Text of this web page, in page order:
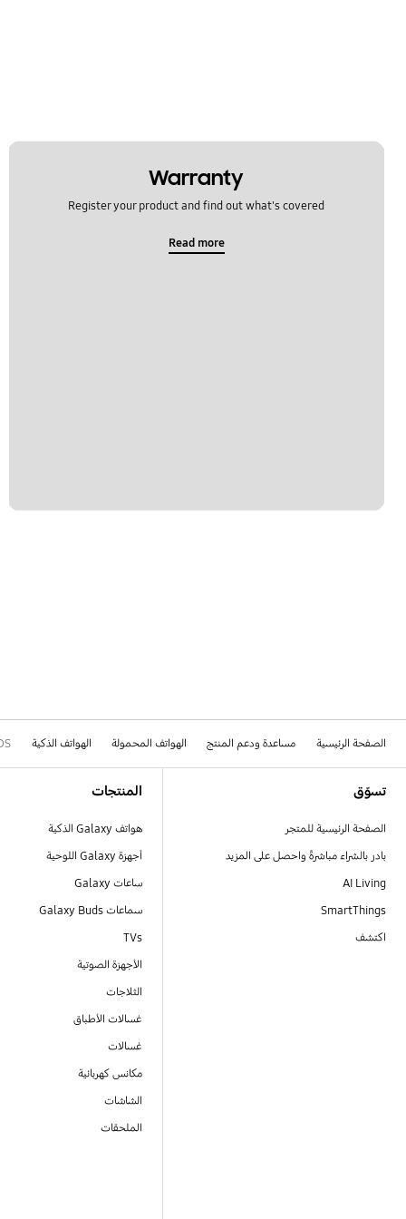
Warranty
Register your product and find out what's covered
Read more
الصفحة الرئيسية مساعدة ودعم المنتج الهواتف المحمولة الهواتف الذكية
تسوّق
الصفحة الرئيسية للمتجر
بادر بالشراء مباشرةً واحصل على المزيد
AI Living
SmartThings
اكتشف
المنتجات
هواتف Galaxy الذكية
أجهزة Galaxy اللوحية
ساعات Galaxy
سماعات Galaxy Buds
TVs
الأجهزة الصوتية
الثلاجات
غسالات الأطباق
غسالات
مكانس كهربائية
الشاشات
الملحقات